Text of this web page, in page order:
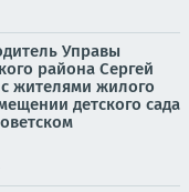
Управы
района Сергей
жителями жилого
детского сада